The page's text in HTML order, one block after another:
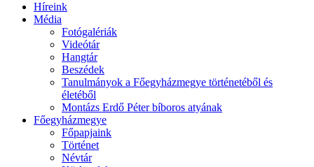
Híreink
Média
Fotógalériák
Videótár
Hangtár
Beszédek
Tanulmányok a Főegyházmegye történetéből és
életéből
Montázs Erdő Péter bíboros atyának
Főegyházmegye
Főpapjaink
Történet
Névtár